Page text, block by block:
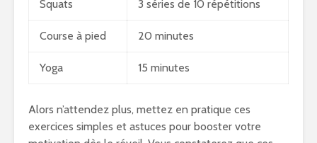
Squats 3 séries de 10 répétitions
Course à pied 20 minutes
Yoga 15 minutes
Alors n’attendez plus, mettez en pratique ces
exercices simples et astuces pour booster votre